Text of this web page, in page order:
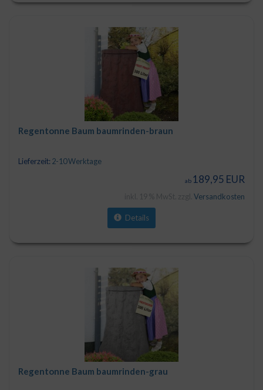
Regentonne Baum baumrinden-braun
Lieferzeit: 2-10 Werktage
ab 189,95 EUR
Versandkosten
Details
Regentonne Baum baumrinden-grau